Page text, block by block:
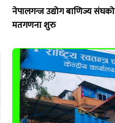
नेपालगन्ज उद्योग बाणिज्य संघको
मतगणना शुरु